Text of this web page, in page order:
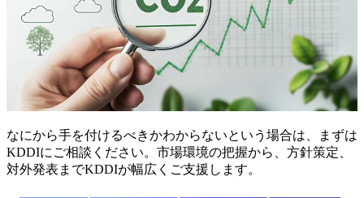
なにから手を付けるべきかわからないという場合は、まずは
KDDIにご相談ください。市場環境の把握から、方針策定、
対外発表までKDDIが幅広くご支援します。